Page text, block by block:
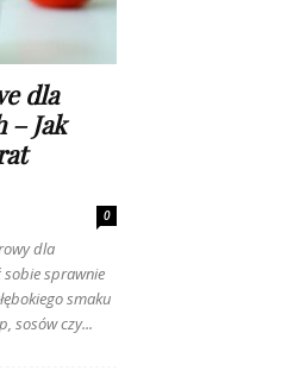
dla
Jak
0
dla
sprawnie
smaku
sosów czy...